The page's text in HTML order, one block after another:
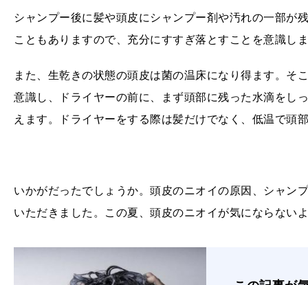
シャンプー後に髪や頭皮にシャンプー剤や汚れの一部が
こともありますので、充分にすすぎ落とすことを意識し
また、生乾きの状態の頭皮は菌の温床になり得ます。そ
意識し、ドライヤーの前に、まず頭部に残った水滴をし
えます。ドライヤーをする際は髪だけでなく、低温で頭
いかがだったでしょうか。頭皮のニオイの原因、シャン
いただきました。この夏、頭皮のニオイが気にならない